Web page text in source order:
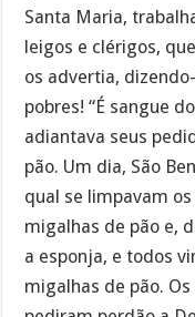
Santa Maria,
leigos e clérigos,
os advertia,
pobres! “É sangue
adiantava seus
pão. Um dia, São
qual se limpavam
migalhas de pão e,
a esponja, e todos
migalhas de pão.